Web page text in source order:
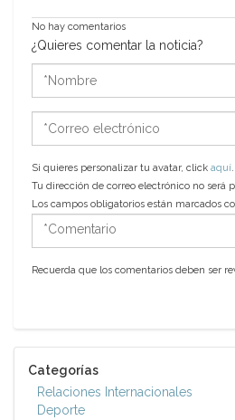
No hay comentarios
¿Quieres comentar la noticia?
*Nombre
*Correo
electrónico
Si quieres personalizar tu avatar, click aquí.
Tu dirección de correo electrónico no será
Los campos obligatorios están marcados
*Comentario
Recuerda que los comentarios deben ser
Categorías
Relaciones Internacionales
Deporte